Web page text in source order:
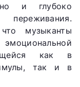
и глубоко
музыканты
как в
так и в